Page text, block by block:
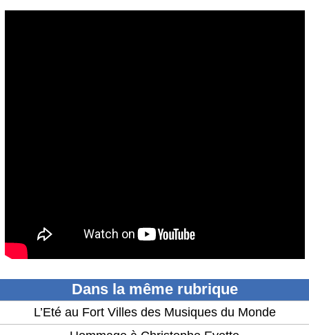
Dans la même rubrique
L’Eté au Fort Villes des Musiques du Monde